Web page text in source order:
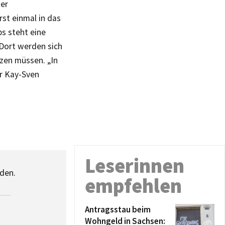
einmal in das
steht eine
werden sich
müssen. „In
Kay-Sven
Leserinnen
empfehlen
Antragsstau beim
Wohngeld in Sachsen: